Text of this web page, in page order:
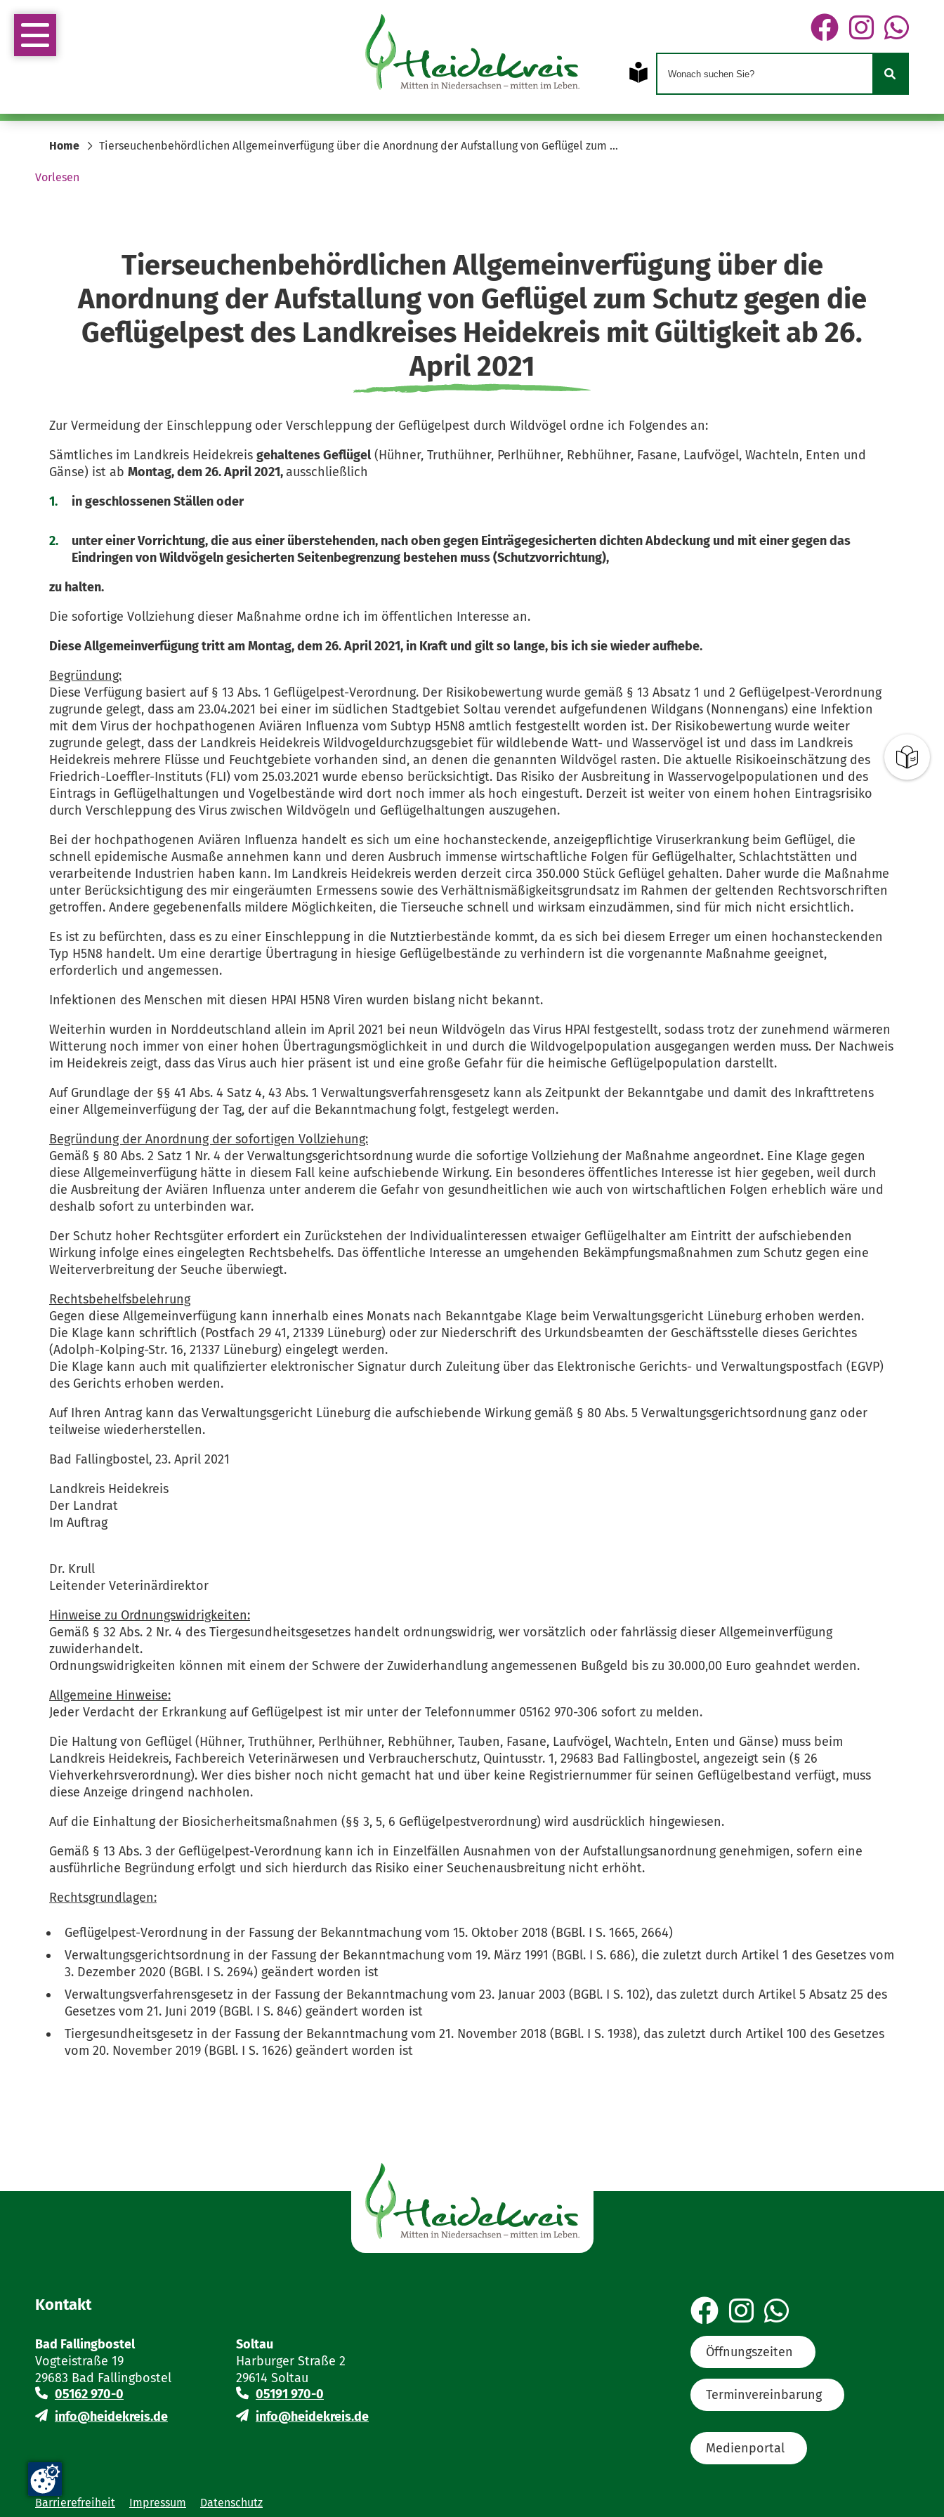
Home Tierseuchenbehördlichen Allgemeinverfügung über die Anordnung der Aufstallung von Geflügel zum …
Vorlesen
Tierseuchenbehördlichen Allgemeinverfügung über die
Anordnung der Aufstallung von Geflügel zum Schutz gegen die
Geflügelpest des Landkreises Heidekreis mit Gültigkeit ab 26.
April 2021
Zur Vermeidung der Einschleppung oder Verschleppung der Geflügelpest durch Wildvögel ordne ich Folgendes an:
Sämtliches im Landkreis Heidekreis gehaltenes Geflügel(Hühner, Truthühner, Perlhühner, Rebhühner, Fasane, Laufvögel, Wachteln, Enten und
Gänse) ist ab Montag, dem 26. April 2021,ausschließlich
in geschlossenen Ställen oder
unter einer Vorrichtung, die aus einer überstehenden, nach oben gegen Einträgegesicherten dichten Abdeckung und mit einer gegen das
Eindringen von Wildvögeln gesicherten Seitenbegrenzung bestehen muss (Schutzvorrichtung),
zu halten.
Die sofortige Vollziehung dieser Maßnahme ordne ich im öffentlichen Interesse an.
Diese Allgemeinverfügung tritt am Montag, dem 26. April 2021, in Kraft und gilt so lange, bis ich sie wieder aufhebe.
Begründung:
Diese Verfügung basiert auf § 13 Abs. 1 Geflügelpest-Verordnung. Der Risikobewertung wurde gemäß § 13 Absatz 1 und 2 Geflügelpest-Verordnung
zugrunde gelegt, dass am 23.04.2021 bei einer im südlichen Stadtgebiet Soltau verendet aufgefundenen Wildgans (Nonnengans) eine Infektion
mit dem Virus der hochpathogenen Aviären Influenza vom Subtyp H5N8 amtlich festgestellt worden ist. Der Risikobewertung wurde weiter
zugrunde gelegt, dass der Landkreis Heidekreis Wildvogeldurchzugsgebiet für wildlebende Watt- und Wasservögel ist und dass im Landkreis
Heidekreis mehrere Flüsse und Feuchtgebiete vorhanden sind, an denen die genannten Wildvögel rasten. Die aktuelle Risikoeinschätzung des
Friedrich-Loeffler-Instituts (FLI) vom 25.03.2021 wurde ebenso berücksichtigt. Das Risiko der Ausbreitung in Wasservogelpopulationen und des
Eintrags in Geflügelhaltungen und Vogelbestände wird dort noch immer als hoch eingestuft. Derzeit ist weiter von einem hohen Eintragsrisiko
durch Verschleppung des Virus zwischen Wildvögeln und Geflügelhaltungen auszugehen.
Bei der hochpathogenen Aviären Influenza handelt es sich um eine hochansteckende, anzeigepflichtige Viruserkrankung beim Geflügel, die
schnell epidemische Ausmaße annehmen kann und deren Ausbruch immense wirtschaftliche Folgen für Geflügelhalter, Schlachtstätten und
verarbeitende Industrien haben kann. Im Landkreis Heidekreis werden derzeit circa 350.000 Stück Geflügel gehalten. Daher wurde die Maßnahme
unter Berücksichtigung des mir eingeräumten Ermessens sowie des Verhältnismäßigkeitsgrundsatz im Rahmen der geltenden Rechtsvorschriften
getroffen. Andere gegebenenfalls mildere Möglichkeiten, die Tierseuche schnell und wirksam einzudämmen, sind für mich nicht ersichtlich.
Es ist zu befürchten, dass es zu einer Einschleppung in die Nutztierbestände kommt, da es sich bei diesem Erreger um einen hochansteckenden
Typ H5N8 handelt. Um eine derartige Übertragung in hiesige Geflügelbestände zu verhindern ist die vorgenannte Maßnahme geeignet,
erforderlich und angemessen.
Infektionen des Menschen mit diesen HPAI H5N8 Viren wurden bislang nicht bekannt.
Weiterhin wurden in Norddeutschland allein im April 2021 bei neun Wildvögeln das Virus HPAI festgestellt, sodass trotz der zunehmend wärmeren
Witterung noch immer von einer hohen Übertragungsmöglichkeit in und durch die Wildvogelpopulation ausgegangen werden muss. Der Nachweis
im Heidekreis zeigt, dass das Virus auch hier präsent ist und eine große Gefahr für die heimische Geflügelpopulation darstellt.
Auf Grundlage der §§ 41 Abs. 4 Satz 4, 43 Abs. 1 Verwaltungsverfahrensgesetz kann als Zeitpunkt der Bekanntgabe und damit des Inkrafttretens
einer Allgemeinverfügung der Tag, der auf die Bekanntmachung folgt, festgelegt werden.
Begründung der Anordnung der sofortigen Vollziehung:
Gemäß § 80 Abs. 2 Satz 1 Nr. 4 der Verwaltungsgerichtsordnung wurde die sofortige Vollziehung der Maßnahme angeordnet. Eine Klage gegen
diese Allgemeinverfügung hätte in diesem Fall keine aufschiebende Wirkung. Ein besonderes öffentliches Interesse ist hier gegeben, weil durch
die Ausbreitung der Aviären Influenza unter anderem die Gefahr von gesundheitlichen wie auch von wirtschaftlichen Folgen erheblich wäre und
deshalb sofort zu unterbinden war.
Der Schutz hoher Rechtsgüter erfordert ein Zurückstehen der Individualinteressen etwaiger Geflügelhalter am Eintritt der aufschiebenden
Wirkung infolge eines eingelegten Rechtsbehelfs. Das öffentliche Interesse an umgehenden Bekämpfungsmaßnahmen zum Schutz gegen eine
Weiterverbreitung der Seuche überwiegt.
Rechtsbehelfsbelehrung
Gegen diese Allgemeinverfügung kann innerhalb eines Monats nach Bekanntgabe Klage beim Verwaltungsgericht Lüneburg erhoben werden.
Die Klage kann schriftlich (Postfach 29 41, 21339 Lüneburg) oder zur Niederschrift des Urkundsbeamten der Geschäftsstelle dieses Gerichtes
(Adolph-Kolping-Str. 16, 21337 Lüneburg) eingelegt werden.
Die Klage kann auch mit qualifizierter elektronischer Signatur durch Zuleitung über das Elektronische Gerichts- und Verwaltungspostfach (EGVP)
des Gerichts erhoben werden.
Auf Ihren Antrag kann das Verwaltungsgericht Lüneburg die aufschiebende Wirkung gemäß § 80 Abs. 5 Verwaltungsgerichtsordnung ganz oder
teilweise wiederherstellen.
Bad Fallingbostel, 23. April 2021
Landkreis Heidekreis
Der Landrat
Im Auftrag
Dr. Krull
Leitender Veterinärdirektor
Hinweise zu Ordnungswidrigkeiten:
Gemäß § 32 Abs. 2 Nr. 4 des Tiergesundheitsgesetzes handelt ordnungswidrig, wer vorsätzlich oder fahrlässig dieser Allgemeinverfügung
zuwiderhandelt.
Ordnungswidrigkeiten können mit einem der Schwere der Zuwiderhandlung angemessenen Bußgeld bis zu 30.000,00 Euro geahndet werden.
Allgemeine Hinweise:
Jeder Verdacht der Erkrankung auf Geflügelpest ist mir unter der Telefonnummer 05162 970-306 sofort zu melden.
Die Haltung von Geflügel (Hühner, Truthühner, Perlhühner, Rebhühner, Tauben, Fasane, Laufvögel, Wachteln, Enten und Gänse) muss beim
Landkreis Heidekreis, Fachbereich Veterinärwesen und Verbraucherschutz, Quintusstr. 1, 29683 Bad Fallingbostel, angezeigt sein (§ 26
Viehverkehrsverordnung). Wer dies bisher noch nicht gemacht hat und über keine Registriernummer für seinen Geflügelbestand verfügt, muss
diese Anzeige dringend nachholen.
Auf die Einhaltung der Biosicherheitsmaßnahmen (§§ 3, 5, 6 Geflügelpestverordnung) wird ausdrücklich hingewiesen.
Gemäß § 13 Abs. 3 der Geflügelpest-Verordnung kann ich in Einzelfällen Ausnahmen von der Aufstallungsanordnung genehmigen, sofern eine
ausführliche Begründung erfolgt und sich hierdurch das Risiko einer Seuchenausbreitung nicht erhöht.
Rechtsgrundlagen:
Geflügelpest-Verordnung in der Fassung der Bekanntmachung vom 15. Oktober 2018 (BGBl. I S. 1665, 2664)
Verwaltungsgerichtsordnung in der Fassung der Bekanntmachung vom 19. März 1991 (BGBl. I S. 686), die zuletzt durch Artikel 1 des Gesetzes vom
3. Dezember 2020 (BGBl. I S. 2694) geändert worden ist
Verwaltungsverfahrensgesetz in der Fassung der Bekanntmachung vom 23. Januar 2003 (BGBl. I S. 102), das zuletzt durch Artikel 5 Absatz 25 des
Gesetzes vom 21. Juni 2019 (BGBl. I S. 846) geändert worden ist
Tiergesundheitsgesetz in der Fassung der Bekanntmachung vom 21. November 2018 (BGBl. I S. 1938), das zuletzt durch Artikel 100 des Gesetzes
vom 20. November 2019 (BGBl. I S. 1626) geändert worden ist
Kontakt
Bad Fallingbostel
Vogteistraße 19
29683 Bad Fallingbostel
05162 970-0
info@heidekreis.de
Soltau
Harburger Straße 2
29614 Soltau
05191 970-0
info@heidekreis.de
Öffnungszeiten
Terminvereinbarung
Medienportal
Barrierefreiheit Impressum Datenschutz